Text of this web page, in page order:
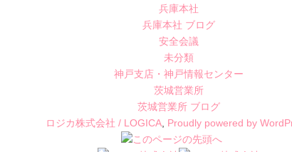
イ
兵庫本社
兵庫本社 ブログ
安全会議
未分類
神戸支店・神戸情報センター
茨城営業所
茨城営業所 ブログ
ロジカ株式会社 / LOGICA, Proudly powered by